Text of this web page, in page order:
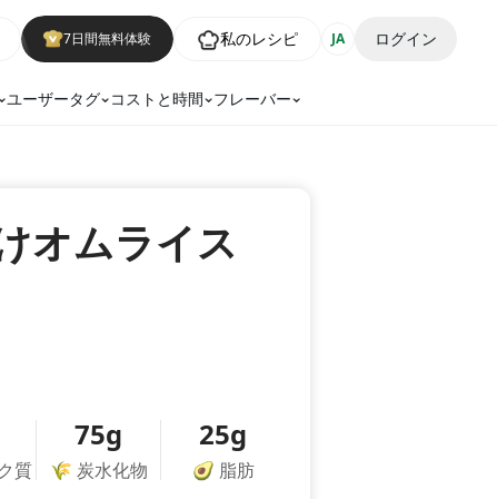
7日間無料体験 私のレシピ JA ログイン
ユーザータグ コストと時間 フレーバー
オムライス
質
75g
🌾 炭水化物
25g
🥑 脂肪